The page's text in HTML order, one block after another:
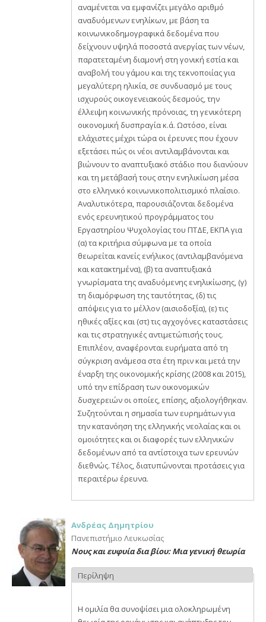
αναμένεται να εμφανίζει μεγάλο αριθμό
αναδυόμενων ενηλίκων, με βάση τα
κοινωνικοδημογραφικά δεδομένα που
δείχνουν υψηλά ποσοστά ανεργίας των νέων,
παρατεταμένη διαμονή στη γονική εστία και
αναβολή του γάμου και της τεκνοποιίας για
μεγαλύτερη ηλικία, σε συνδυασμό με τους
ισχυρούς οικογενειακούς δεσμούς, την
έλλειψη κοινωνικής πρόνοιας, τη γενικότερη
οικονομική δυσπραγία κ.ά. Ωστόσο, είναι
ελάχιστες μέχρι τώρα οι έρευνες που έχουν
εξετάσει πώς οι νέοι αντιλαμβάνονται και
βιώνουν το αναπτυξιακό στάδιο που διανύουν
και τη μετάβασή τους στην ενηλικίωση μέσα
στο ελληνικό κοινωνικοπολιτισμικό πλαίσιο.
Αναλυτικότερα, παρουσιάζονται δεδομένα
ενός ερευνητικού προγράμματος του
Εργαστηρίου Ψυχολογίας του ΠΤΔΕ, ΕΚΠΑ για
(α) τα κριτήρια σύμφωνα με τα οποία
θεωρείται κανείς ενήλικος (αντιλαμβανόμενα
και κατακτημένα), (β) τα αναπτυξιακά
γνωρίσματα της αναδυόμενης ενηλικίωσης, (γ)
τη διαμόρφωση της ταυτότητας, (δ) τις
απόψεις για το μέλλον (αισιοδοξία), (ε) τις
ηθικές αξίες και (στ) τις αγχογόνες καταστάσεις
και τις στρατηγικές αντιμετώπισής τους.
Επιπλέον, αναφέρονται ευρήματα από τη
σύγκριση ανάμεσα στα έτη πριν και μετά την
έναρξη της οικονομικής κρίσης (2008 και 2015),
υπό την επίδραση των οικονομικών
δυσχερειών οι οποίες, επίσης, αξιολογήθηκαν.
Συζητούνται η σημασία των ευρημάτων για
την κατανόηση της ελληνικής νεολαίας και οι
ομοιότητες και οι διαφορές των ελληνικών
δεδομένων από τα αντίστοιχα των ερευνών
διεθνώς. Τέλος, διατυπώνονται προτάσεις για
περαιτέρω έρευνα.
Ανδρέας Δημητρίου
Πανεπιστήμιο Λευκωσίας
Νους και ευφυία δια βίου: Μια γενική θεωρία
Περίληψη
Η ομιλία θα συνοψίσει μια ολοκληρωμένη